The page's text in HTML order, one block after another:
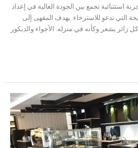
استثنائية تجمع بين الجودة العالية في إعداد
التي تدعو للاسترخاء. يهدف المقهى إلى
زائر يشعر وكأنه في منزله. الأجواء والديكور